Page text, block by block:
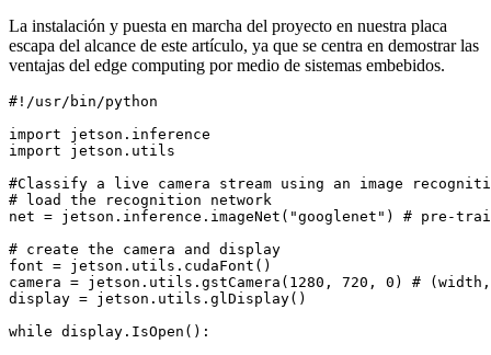
La instalación y puesta en marcha del proyecto en nuestra placa
escapa del alcance de este artículo, ya que se centra en demostrar las
ventajas del edge computing por medio de sistemas embebidos.
#!/usr/bin/python
import jetson.inference
import jetson.utils
#Classify a live camera stream using an image
# load the recognition network
net = jetson.inference.imageNet("googlenet") # pre-
# create the camera and display
font = jetson.utils.cudaFont()
camera = jetson.utils.gstCamera(1280, 720, 0) #
display = jetson.utils.glDisplay()
while display.IsOpen():